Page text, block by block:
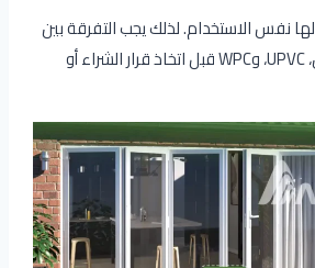
ليست كل خامات PVC لها نفس الاستخدام. لذلك يجب التفرقة بين
PVC الصلب، PVC المرن، UPVC، وWPC قبل اتخاذ قرار الشراء أو